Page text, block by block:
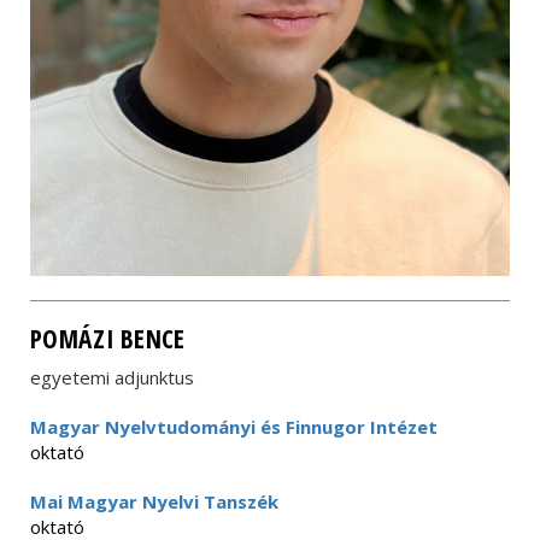
POMÁZI BENCE
egyetemi adjunktus
Magyar Nyelvtudományi és Finnugor Intézet
oktató
Mai Magyar Nyelvi Tanszék
oktató